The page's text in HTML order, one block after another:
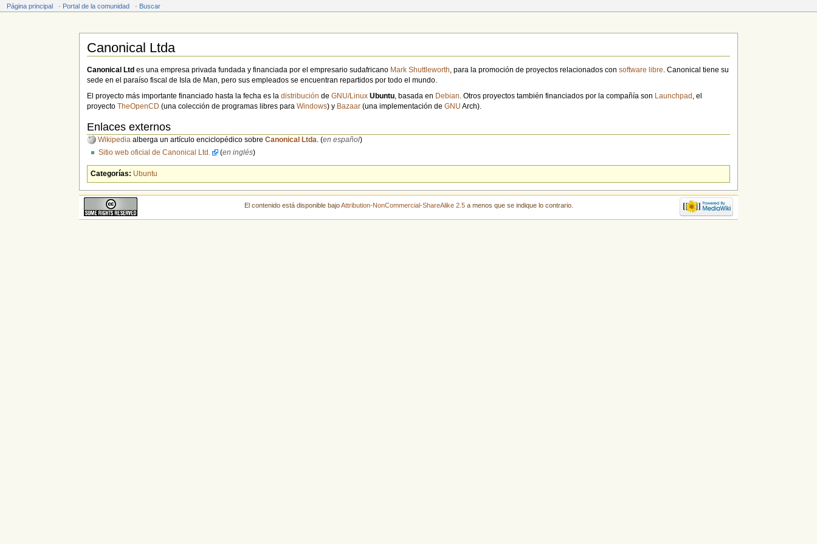
Página principal · Portal de la comunidad · Buscar
Canonical Ltda
Canonical Ltd es una empresa privada fundada y financiada por el empresario sudafricano Mark Shuttleworth, para la promoción de proyectos relacionados consoftware libre. Canonical tiene su
sede en el paraíso fiscal de Isla de Man, pero sus empleados se encuentran repartidos por todo el mundo.
El proyecto más importante financiado hasta la fecha es ladistribución deGNU/Linux Ubuntu , basada en Debian . Otros proyectos también financiados por la compañía son Launchpad , el
proyectoTheOpenCD (una colección de programas libres paraWindows) y Bazaar (una implementación deGNU Arch).
Enlaces externos
Wikipedia alberga un artículo enciclopédico sobreCanonical Ltda. (en español)
Sitio web oficial de Canonical Ltd.
(en inglés)
Categorías: Ubuntu
El contenido está disponible bajoAttribution-NonCommercial-ShareAlike 2.5 a menos que se indique lo contrario.